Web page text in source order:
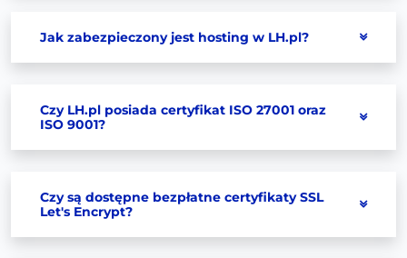
Jak zabezpieczony jest hosting w LH.pl?
Czy LH.pl posiada certyfikat ISO 27001 oraz
ISO 9001?
Czy są dostępne bezpłatne certyfikaty SSL
Let's Encrypt?